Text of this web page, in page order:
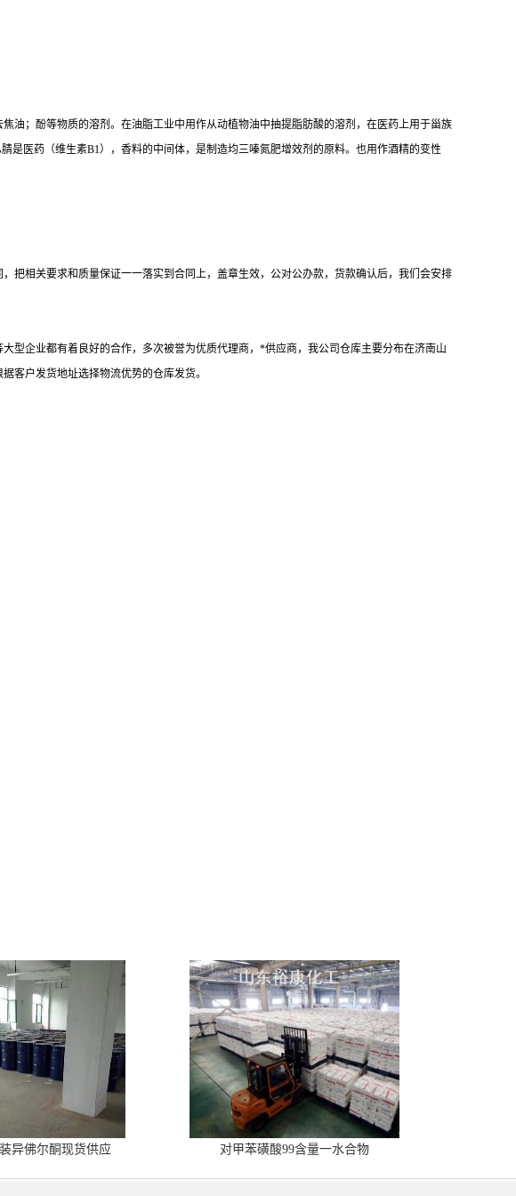
油；酚等物质的溶剂。在油脂工业中用作从动植物油中抽提脂肪酸的溶剂，在医药上用于甾族
医药（维生素B1），香料的中间体，是制造均三嗪氮肥增效剂的原料。也用作酒精的变性
把相关要求和质量保证一一落实到合同上，盖章生效，公对公办款，货款确认后，我们会安排
型企业都有着良好的合作，多次被誉为优质代理商，*供应商，我公司仓库主要分布在济南山
客户发货地址选择物流优势的仓库发货。
异佛尔酮现货供应 对甲苯磺酸99含量一水合物